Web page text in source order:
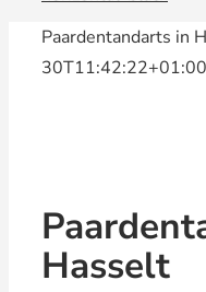
Paardentandarts in
30T11:42:22+01:00
Hasselt